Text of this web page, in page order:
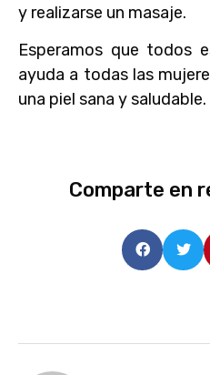
y realizarse un masaje.
Esperamos que todos
ayuda a todas las
una piel sana y saludable.
Comparte en